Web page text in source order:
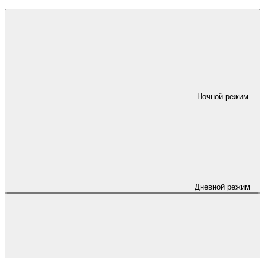
Ночной режим
Дневной режим